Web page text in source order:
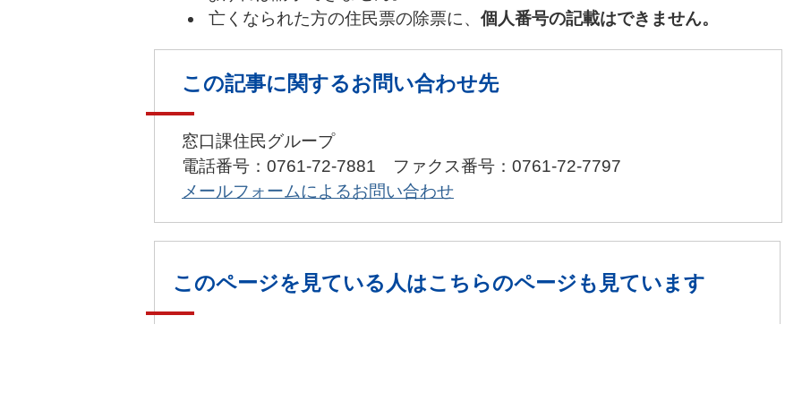
亡くなられた方の住民票の除票に、個人番号の記載はできません。
この記事に関するお問い合わせ先
窓口課住民グループ
電話番号：0761-72-7881 ファクス番号：0761-72-7797
メールフォームによるお問い合わせ
このページを見ている人はこちらのページも見ています